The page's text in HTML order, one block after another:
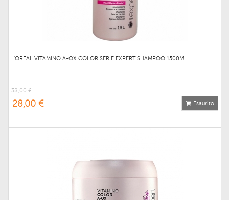
L'OREAL VITAMINO A-OX COLOR SERIE EXPERT SHAMPOO 1500ML
38,00 €
28,00 € Esaurito